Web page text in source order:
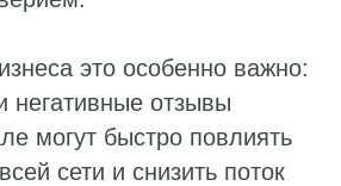
это особенно важно:
негативные отзывы
могут быстро повлиять
сети и снизить поток